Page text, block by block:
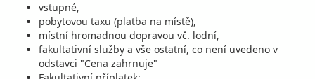
vstupné,
pobytovou taxu (platba na místě),
místní hromadnou dopravou vč. lodní,
fakultativní služby a vše ostatní, co není uvedeno v
odstavci "Cena zahrnuje"